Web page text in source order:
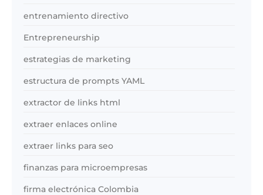
entrenamiento directivo
Entrepreneurship
estrategias de marketing
estructura de prompts YAML
extractor de links html
extraer enlaces online
extraer links para seo
finanzas para microempresas
firma electrónica Colombia